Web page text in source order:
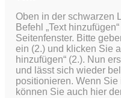
Oben in der schwarzen
Befehl „Text
Seitenfenster. Bitte
ein (2.) und klicken Sie
hinzufügen“ (2.). Nun
und lässt sich wieder
positionieren. Wenn
können Sie auch hier